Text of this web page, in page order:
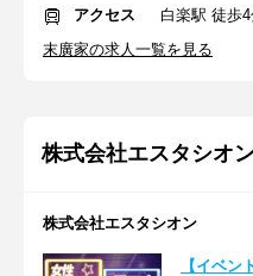
アクセス
白楽駅 徒歩
末廣家の求人一覧を見る
株式会社エスタシオ
株式会社エスタシオン
【イベ